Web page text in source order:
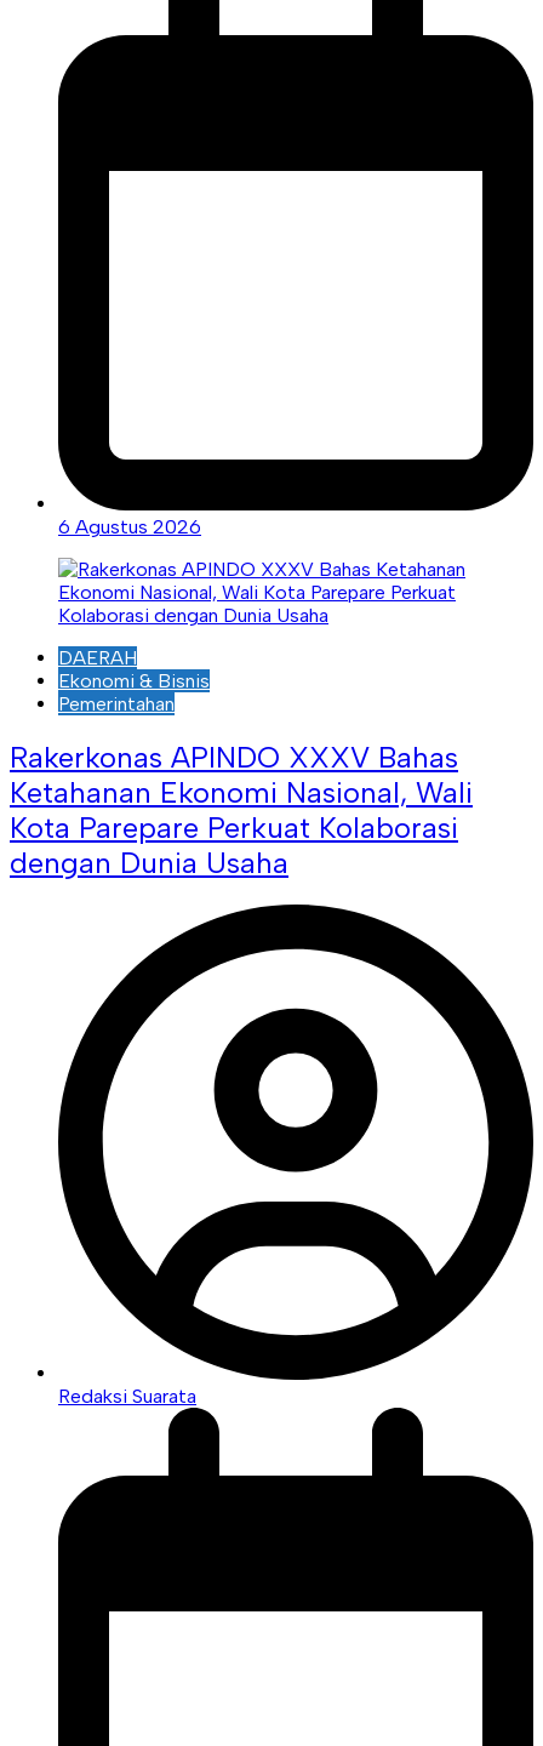
6 Agustus 2026
DAERAH
Ekonomi & Bisnis
Pemerintahan
Rakerkonas APINDO XXXV Bahas
Ketahanan Ekonomi Nasional, Wali
Kota Parepare Perkuat Kolaborasi
dengan Dunia Usaha
Redaksi Suarata